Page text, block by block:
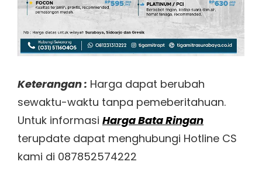
Keterangan : Harga dapat berubah
sewaktu-waktu tanpa pemeberitahuan.
Untuk informasi Harga Bata Ringan
terupdate dapat menghubungi Hotline CS
kami di 087852574222